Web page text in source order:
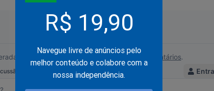
R$ 19,90
Navegue livre de anúncios pelo
melhor conteúdo e colabore com a
nossa independência.